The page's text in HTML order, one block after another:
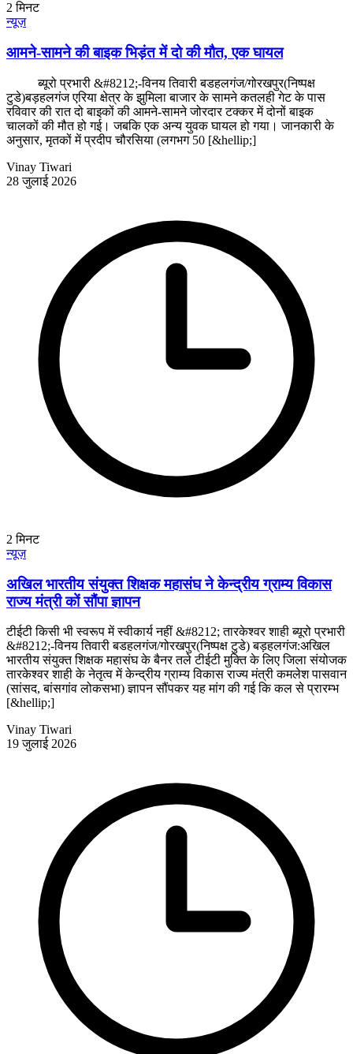
2मिनट
न्यूज़
आमने-सामने की बाइक भिड़ंत में दो की मौत, एक घायल
ब्यूरो प्रभारी &#8212;-विनय तिवारी बडहलगंज/गोरखपुर(निष्पक्ष
टुडे)बड़हलगंज एरिया क्षेत्र के झुमिला बाजार के सामने कतलही गेट के पास
रविवार की रात दो बाइकों की आमने-सामने जोरदार टक्कर में दोनों बाइक
चालकों की मौत हो गई। जबकि एक अन्य युवक घायल हो गया। जानकारी के
अनुसार, मृतकों में प्रदीप चौरसिया (लगभग 50 [&hellip;]
Vinay Tiwari
28 जुलाई 2026
2 मिनट
न्यूज़
अखिल भारतीय संयुक्त शिक्षक महासंघ ने केन्द्रीय ग्राम्य विकास
राज्य मंत्री कों सौंपा ज्ञापन
टीईटी किसी भी स्वरूप में स्वीकार्य नहीं &#8212; तारकेश्वर शाही ब्यूरो प्रभारी
&#8212;-विनय तिवारी बडहलगंज/गोरखपुर(निष्पक्ष टुडे) बड़हलगंज:अखिल
भारतीय संयुक्त शिक्षक महासंघ के बैनर तले टीईटी मुक्ति के लिए जिला संयोजक
तारकेश्वर शाही के नेतृत्व में केन्द्रीय ग्राम्य विकास राज्य मंत्री कमलेश पासवान
(सांसद, बांसगांव लोकसभा) ज्ञापन सौंपकर यह मांग की गई कि कल से प्रारम्भ
[&hellip;]
Vinay Tiwari
19 जुलाई 2026